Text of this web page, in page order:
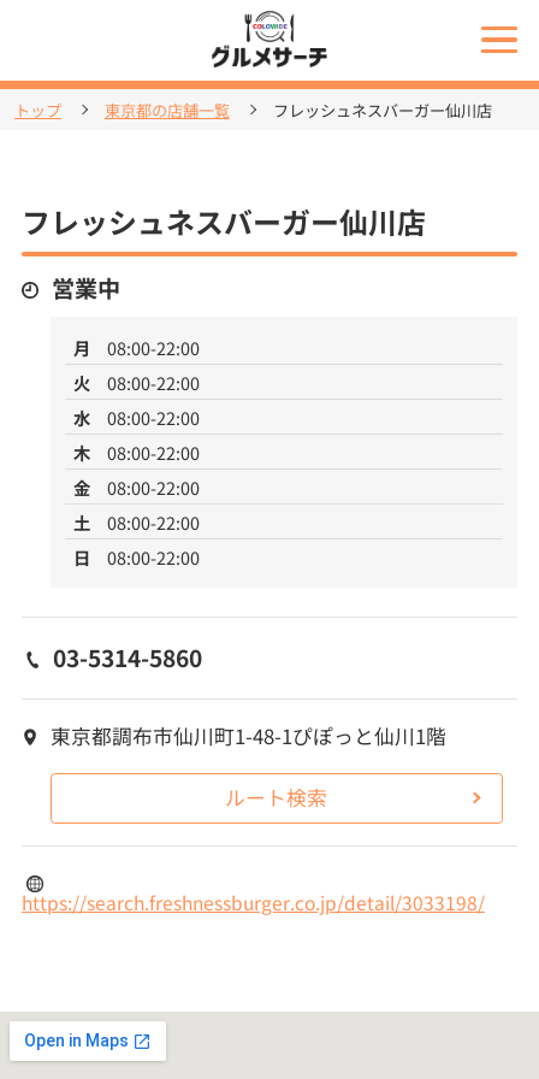
トップ 東京都の店舗一覧 フレッシュネスバーガー仙川店
フレッシュネスバーガー仙川店
営業中
月
08:00-22:00
火
08:00-22:00
水
08:00-22:00
木
08:00-22:00
金
08:00-22:00
土
08:00-22:00
日
08:00-22:00
03-5314-5860
東京都調布市仙川町1-48-1ぴぽっと仙川1階
ルート検索
https://search.freshnessburger.co.jp/detail/3033198/